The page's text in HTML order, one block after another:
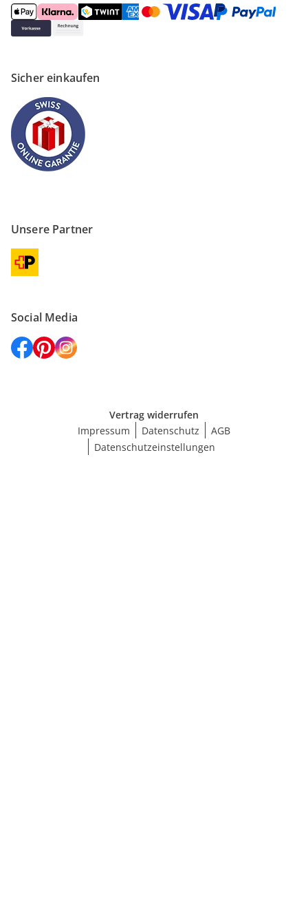
Sicher einkaufen
Unsere Partner
Social Media
Vertrag widerrufen
Impressum
Datenschutz
AGB
Datenschutzeinstellungen